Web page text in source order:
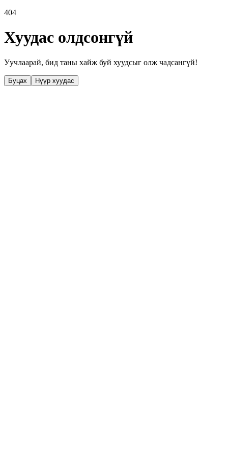
404
Хуудас олдсонгүй
Уучлаарай, бид таны хайж буй хуудсыг олж чадсангүй!
Буцах Нүүр хуудас